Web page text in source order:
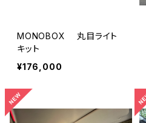
MONOBOX 丸目ライト
キット
¥176,000